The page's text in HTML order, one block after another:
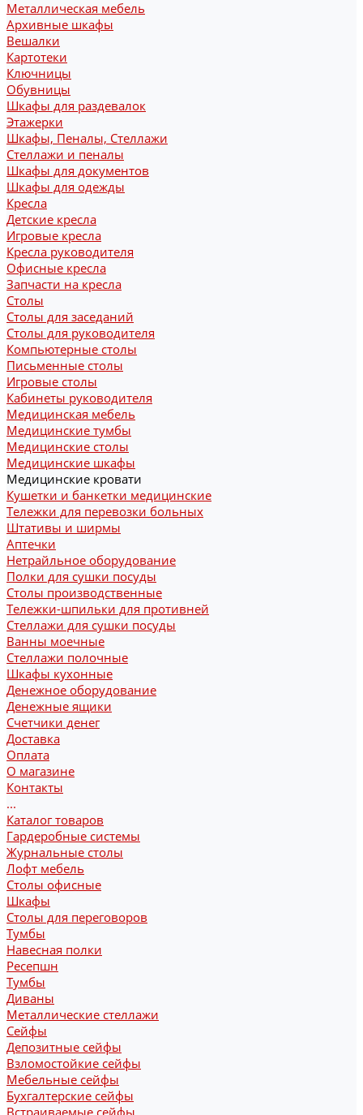
Металлическая мебель
Архивные шкафы
Вешалки
Картотеки
Ключницы
Обувницы
Шкафы для раздевалок
Этажерки
Шкафы, Пеналы, Стеллажи
Стеллажи и пеналы
Шкафы для документов
Шкафы для одежды
Кресла
Детские кресла
Игровые кресла
Кресла руководителя
Офисные кресла
Запчасти на кресла
Столы
Столы для заседаний
Столы для руководителя
Компьютерные столы
Письменные столы
Игровые столы
Кабинеты руководителя
Медицинская мебель
Медицинские тумбы
Медицинские столы
Медицинские шкафы
Медицинские кровати
Кушетки и банкетки медицинские
Тележки для перевозки больных
Штативы и ширмы
Аптечки
Нетрайльное оборудование
Полки для сушки посуды
Столы производственные
Тележки-шпильки для противней
Стеллажи для сушки посуды
Ванны моечные
Стеллажи полочные
Шкафы кухонные
Денежное оборудование
Денежные ящики
Счетчики денег
Доставка
Оплата
О магазине
Контакты
...
Каталог товаров
Гардеробные системы
Журнальные столы
Лофт мебель
Столы офисные
Шкафы
Столы для переговоров
Тумбы
Навесная полки
Ресепшн
Тумбы
Диваны
Металлические стеллажи
Сейфы
Депозитные сейфы
Взломостойкие сейфы
Мебельные сейфы
Бухгалтерские сейфы
Встраиваемые сейфы